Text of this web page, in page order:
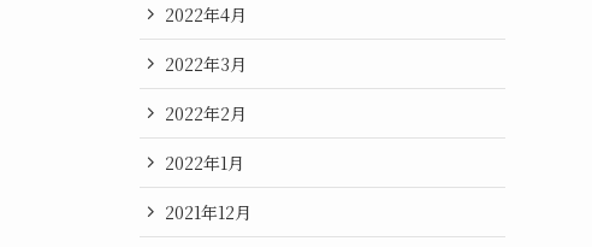
2022年4月
2022年3月
2022年2月
2022年1月
2021年12月